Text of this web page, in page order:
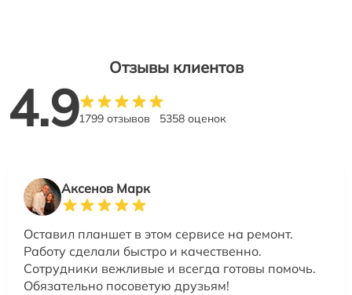
Отзывы клиентов
4.91799 отзывов 5358 оценок
Аксенов Марк
Оставил планшет в этом сервисе на ремонт.
Работу сделали быстро и качественно.
Сотрудники вежливые и всегда готовы помочь.
Обязательно посоветую друзьям!